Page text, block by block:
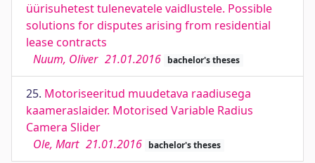
üürisuhetest tulenevatele vaidlustele. Possible
solutions for disputes arising from residential
lease contracts
Nuum, Oliver 21.01.2016 bachelor's theses
25. Motoriseeritud muudetava raadiusega
kaameraslaider. Motorised Variable Radius
Camera Slider
Ole, Mart 21.01.2016 bachelor's theses